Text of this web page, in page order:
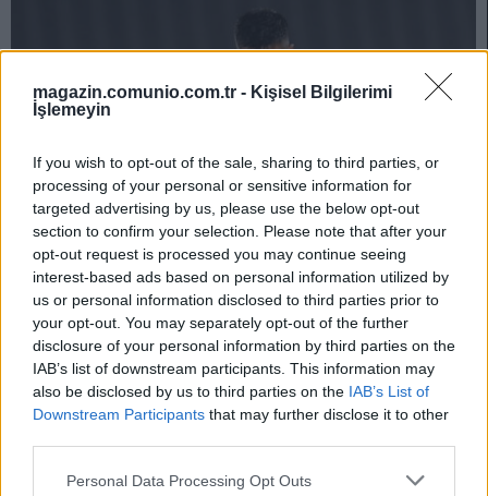
magazin.comunio.com.tr - Kişisel Bilgilerimi
İşlemeyin
If you wish to opt-out of the sale, sharing to third parties, or
processing of your personal or sensitive information for
targeted advertising by us, please use the below opt-out
section to confirm your selection. Please note that after your
opt-out request is processed you may continue seeing
interest-based ads based on personal information utilized by
us or personal information disclosed to third parties prior to
your opt-out. You may separately opt-out of the further
disclosure of your personal information by third parties on the
IAB’s list of downstream participants. This information may
also be disclosed by us to third parties on the IAB’s List of
Downstream Participants that may further disclose it to other
Please note that this website/app uses one or more Google
Personal Data Processing Opt Outs
Fiyat/Performans klasmanında Gümüş 11 – Banko veya yedek,
her şekilde değerlendirebilecek isimler!
Semih Gündüz
Aralarında Süper Lig’in yaşlı kurtları, büyük takımlara gidip
Devam oku »